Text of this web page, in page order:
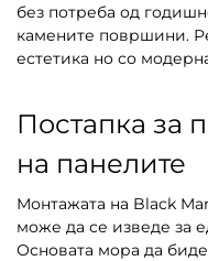
без потреба од
камените површини.
естетика но со
Постапка за
на панелите
Монтажата на Black
може да се изведе за
Основата мора да биде